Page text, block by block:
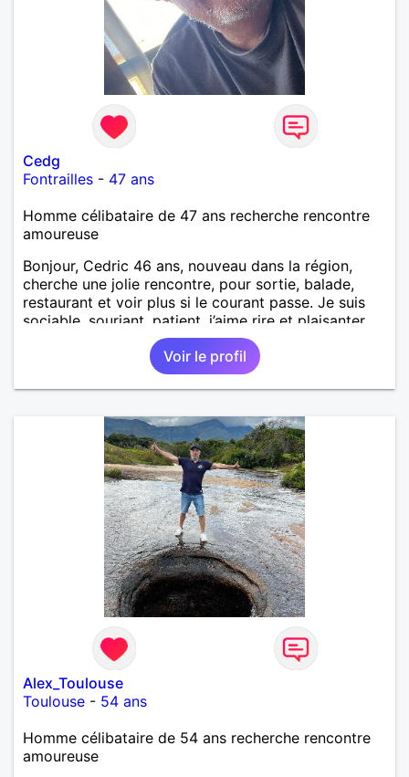
Divers je fait en moyenne 6 km de marche par jour
a pieds. A la fin de mon travail a mon domicile. J 'ai
un rêve cet de construire une vie a deux en
harmonie. Si je pourrais lui décrocher la lune je le
ferais. A chaque fois que je vois un beau ciel étoilé
je rêve d' être avec quelqu'un.
Cedg
Fontrailles - 47 ans
Homme célibataire de 47 ans recherche rencontre
amoureuse
Bonjour, Cedric 46 ans, nouveau dans la région,
cherche une jolie rencontre, pour sortie, balade,
restaurant et voir plus si le courant passe. Je suis
sociable, souriant, patient, j’aime rire et plaisanter..
Voir le profil
Alex_Toulouse
Toulouse - 54 ans
Homme célibataire de 54 ans recherche rencontre
amoureuse